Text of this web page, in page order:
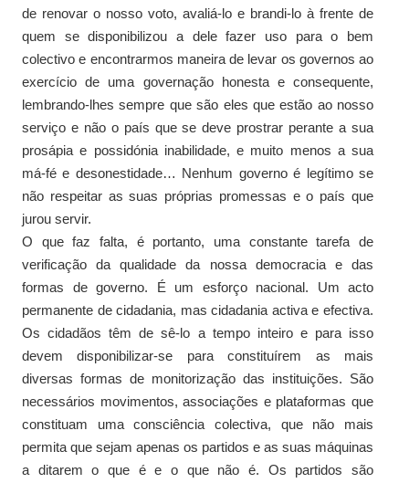
de renovar o nosso voto, avaliá-lo e brandi-lo à frente de
quem se disponibilizou a dele fazer uso para o bem
colectivo e encontrarmos maneira de levar os governos ao
exercício de uma governação honesta e consequente,
lembrando-lhes sempre que são eles que estão ao nosso
serviço e não o país que se deve prostrar perante a sua
prosápia e possidónia inabilidade, e muito menos a sua
má-fé e desonestidade… Nenhum governo é legítimo se
não respeitar as suas próprias promessas e o país que
jurou servir.
O que faz falta, é portanto, uma constante tarefa de
verificação da qualidade da nossa democracia e das
formas de governo. É um esforço nacional. Um acto
permanente de cidadania, mas cidadania activa e efectiva.
Os cidadãos têm de sê-lo a tempo inteiro e para isso
devem disponibilizar-se para constituírem as mais
diversas formas de monitorização das instituições. São
necessários movimentos, associações e plataformas que
constituam uma consciência colectiva, que não mais
permita que sejam apenas os partidos e as suas máquinas
a ditarem o que é e o que não é. Os partidos são